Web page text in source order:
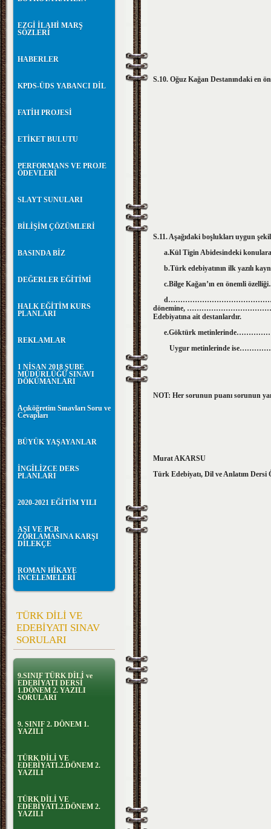
EZGİ İLAHİ MARŞ
SÖZLERİ
HABERLER
KPDS-ÜDS YABANCI DİL
FATİH PROJESİ
ETİKET BULUTU
PERFORMANS VE PROJE
ÖDEVLERİ
SLAYT SUNULARI
BİLİŞİM ÇÖZÜMLERİ
BASINDA BİZ
DEĞERLER EĞİTİMİ
HALK EĞİTİM KURS
PLANLARI
REKLAMLAR
1 NİSAN 2018 ŞUBE
MÜDÜRLÜĞÜ SINAVI
DÖKÜMANLARI
Açıköğretim Sınavları Soru ve
Cevapları
BÜYÜK YAŞAYANLAR
İNGİLİZCE DERS
PLANLARI
2020-2021 EĞİTİM YILI
AŞI VE PCR
ZORLAMASINA KARŞI
DİLEKÇE
ROMAN HİKAYE
İNCELEMELERİ
TÜRK DİLİ VE
EDEBİYATI SINAV
SORULARI
9.SINIF TÜRK DİLİ ve
EDEBİYATI DERSİ
1.DÖNEM 2. YAZILI
SORULARI
9. SINIF 2. DÖNEM 1.
YAZILI
TÜRK DİLİ VE
EDEBİYATI.2.DÖNEM 2.
YAZILI
TÜRK DİLİ VE
EDEBİYATI.2.DÖNEM 2.
YAZILI
S.10. Oğuz Kağan Destanındaki en
S.11. Aşağıdaki boşlukları uygun
a.Kül Tigin Abidesindeki
b.Türk edebiyatının ilk
c.Bilge Kağan’ın en önemli
d……………………………………………..
dönemine,
Edebiyatına ait destanlardır.
e.Göktürk
Uygur metinlerinde
NOT: Her sorunun puanı sorunun
Murat AKARSU
Türk Edebiyatı, Dil ve Anlatım Dersi